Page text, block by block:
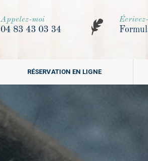
Appelez-moi
04 83 43 03 34
RÉSERVATION EN LIGNE